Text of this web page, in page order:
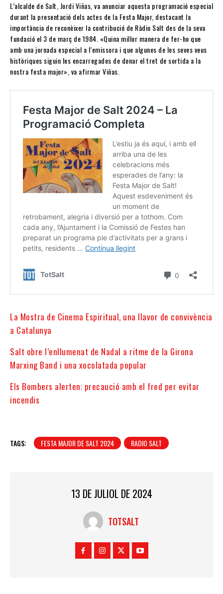
L’alcalde de Salt, Jordi Viñas, va anunciar aquesta programació especial
durant la presentació dels actes de la Festa Major, destacant la
importància de reconèixer la contribució de Ràdio Salt des de la seva
fundació el 3 de març de 1984. «Quina millor manera de fer-ho que
amb una jornada especial a l’emissora i que algunes de les seves veus
històriques siguin les encarregades de donar el tret de sortida a la
nostra festa major», va afirmar Viñas.
La Mostra de Cinema Espiritual, una llavor de convivència
a Catalunya
Salt obre l’enllumenat de Nadal a ritme de la Girona
Marxing Band i una xocolatada popular
Els Bombers alerten: precaució amb el fred per evitar
incendis
TAGS: FESTA MAJOR DE SALT 2024 RADIO SALT
13 DE JULIOL DE 2024
TOTSALT